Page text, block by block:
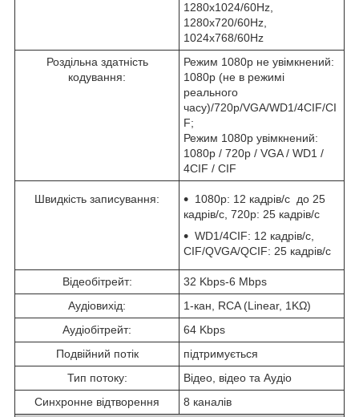
1280х1024/60Hz,
1280х720/60Hz,
1024х768/60Hz
Роздільна здатність
кодування:
Режим 1080p не увімкнений:
1080p (не в режимі
реального
часу)/720p/VGA/WD1/4CIF/CI
F;
Режим 1080p увімкнений:
1080p / 720p / VGA / WD1 /
4CIF / CIF
Швидкість записування:
1080р: 12 кадрів/с до 25
кадрів/с, 720р: 25 кадрів/с
WD1/4CIF: 12 кадрів/с,
CIF/QVGA/QCIF: 25 кадрів/с
Відеобітрейт:
32 Kbps-6 Mbps
Аудіовихід:
1-кан, RCA (Linear, 1KΩ)
Аудіобітрейт:
64 Kbps
Подвійний потік
підтримується
Тип потоку:
Відео, відео та Аудіо
Синхронне відтворення
8 каналів